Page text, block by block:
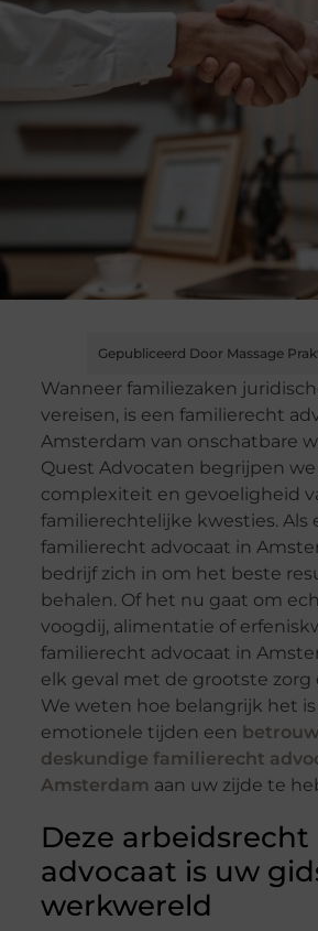
Gepubliceerd Door Massage
Wanneer familiezaken
vereisen, is een familierecht
Amsterdam van onschatbare
Quest Advocaten begrijpen
complexiteit en gevoeligheid
familierechtelijke kwesties. Als
familierecht advocaat in
bedrijf zich in om het beste
behalen. Of het nu gaat om
voogdij, alimentatie of
familierecht advocaat in
elk geval met de grootste zorg
We weten hoe belangrijk het
emotionele tijden een
deskundige familierecht
Amsterdam aan uw zijde te
Deze arbeidsrecht
advocaat is uw
werkwereld